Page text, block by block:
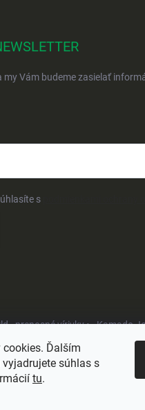
Ďalším
súhlas s
tu.
my Vám budeme zasielať
s
- prenosné vírivky • Kamado